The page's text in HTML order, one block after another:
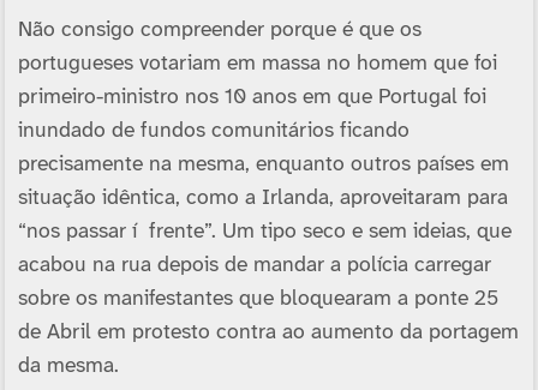
Não consigo compreender porque é que os
portugueses votariam em massa no homem que foi
primeiro-ministro nos 10 anos em que Portugal foi
inundado de fundos comunitários ficando
precisamente na mesma, enquanto outros paí­ses em
situação idêntica, como a Irlanda, aproveitaram para
“nos passar í frente”. Um tipo seco e sem ideias, que
acabou na rua depois de mandar a polí­cia carregar
sobre os manifestantes que bloquearam a ponte 25
de Abril em protesto contra ao aumento da portagem
da mesma.